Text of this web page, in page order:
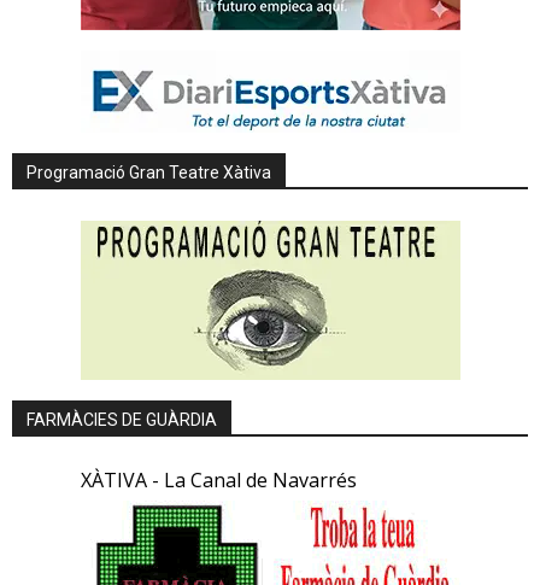
Programació Gran Teatre Xàtiva
FARMÀCIES DE GUÀRDIA
XÀTIVA - La Canal de Navarrés